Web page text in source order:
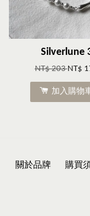
Silverlune
NT$ 203NT$
加入購物
關於品牌 購買